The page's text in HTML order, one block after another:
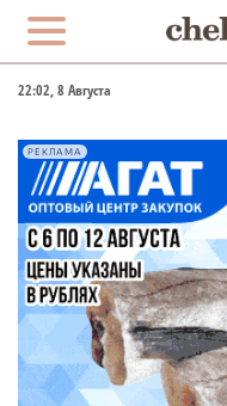
22:02, 8 Августа
РЕКЛАМА